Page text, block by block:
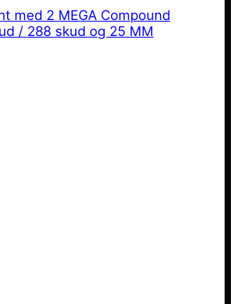
med 2 MEGA Compound
/ 288 skud og 25 MM